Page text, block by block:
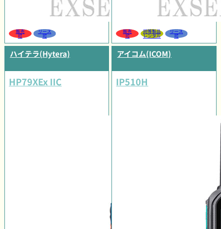
販売
可
リース
可
販売
可
同等製品
レンタル
リース
可
ハイテラ(Hytera)
HP79XEx IIC
アイコム(ICOM)
IP510H